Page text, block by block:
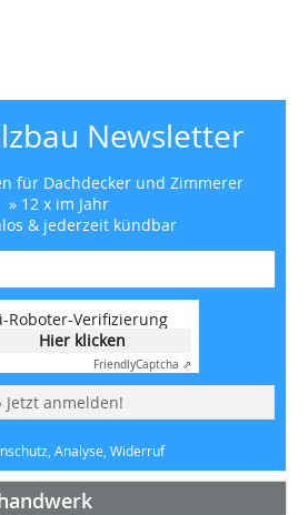
Newsletter
für Dachdecker und Zimmerer
» 12 x im Jahr
& jederzeit kündbar
Roboter-Verifizierung
Hier klicken
FriendlyCaptcha ⇗
Jetzt anmelden!
Analyse, Widerruf